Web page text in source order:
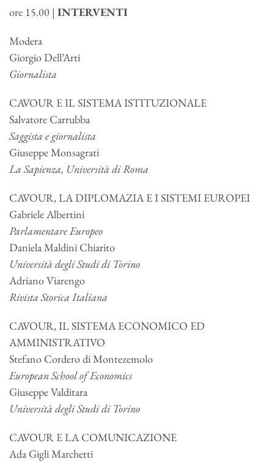
ore 15.00 | INTERVENTI
Modera
Giorgio Dell’Arti
Giornalista
CAVOUR E IL SISTEMA ISTITUZIONALE
Salvatore Carrubba
Saggista e giornalista
Giuseppe Monsagrati
La Sapienza, Università di Roma
CAVOUR, LA DIPLOMAZIA E I SISTEMI EUROPEI
Gabriele Albertini
Parlamentare Europeo
Daniela Maldini Chiarito
Università degli Studi di Torino
Adriano Viarengo
Rivista Storica Italiana
CAVOUR, IL SISTEMA ECONOMICO ED
AMMINISTRATIVO
Stefano Cordero di Montezemolo
European School of Economics
Giuseppe Valditara
Università degli Studi di Torino
CAVOUR E LA COMUNICAZIONE
Ada Gigli Marchetti